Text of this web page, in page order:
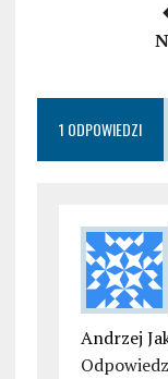
1 ODPOWIEDZI
Andrzej
Odpowiedz